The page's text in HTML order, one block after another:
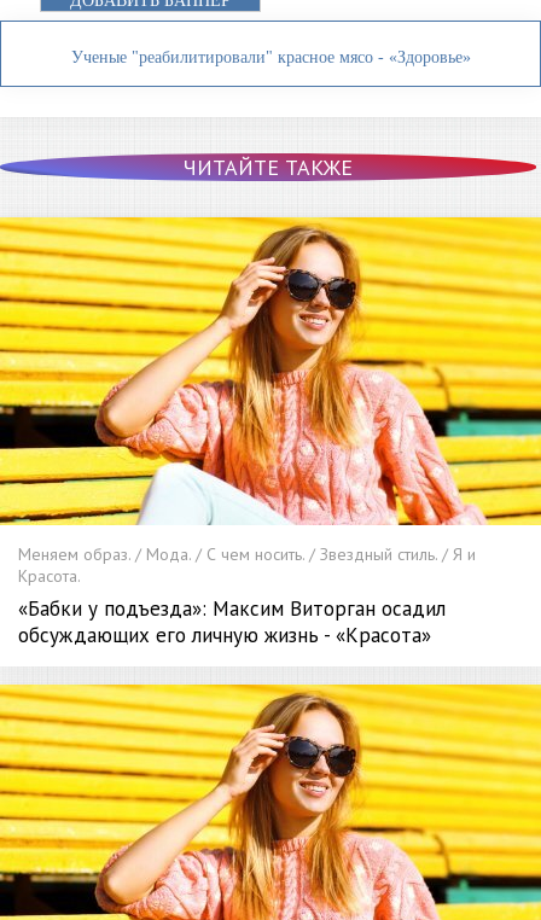
Ученые "реабилитировали" красное мясо - «Здоровье»
ЧИТАЙТЕ ТАКЖЕ
Меняем образ. / Мода. / С чем носить. / Звездный стиль. / Я и
Красота.
«Бабки у подъезда»: Максим Виторган осадил
обсуждающих его личную жизнь - «Красота»